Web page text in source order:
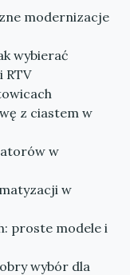
modernizacje
wybierać
RTV
z ciastem w
w
w
proste modele i
wybór dla